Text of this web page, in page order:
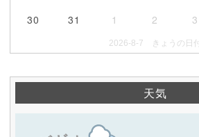
30 31 1 2 3
2026-8-7 きょうの日付
天気